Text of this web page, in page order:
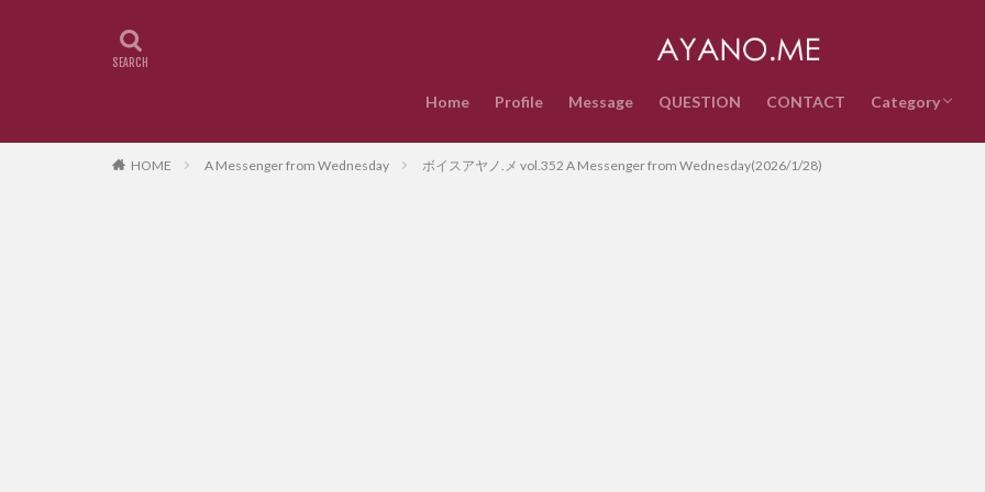
Home Profile Message QUESTION CONTACT Category
音楽
インターネッ
テクノロジー
ライフスタイ
政治経済
時事ネタ
エンタメ・ス
雑記
QUESTION
HOME A Messenger from Wednesday ボイスアヤノ.メ vol.352 A Messenger from Wednesday(2026/1/28)